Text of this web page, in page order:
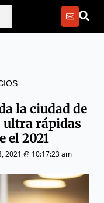
la ciudad de
ultra rápidas
el 2021
2021 @ 10:17:23 am